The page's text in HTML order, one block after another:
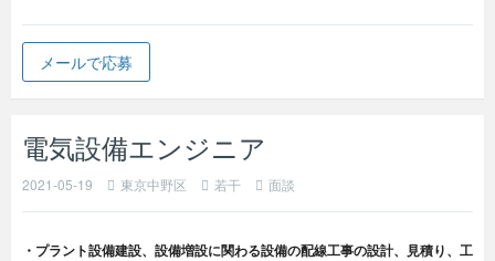
メールで応募
電気設備エンジニア
2021-05-19 東京中野区 若干 面談
・プラント設備建設、設備増設に関わる設備の配線工事の設計、見積り、工